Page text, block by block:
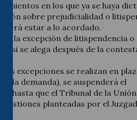
en los que ya se haya
sobre prejudicialidad o
estar a lo acordado.
la excepción de litispendencia o
si se alega después de la
excepciones se realizan en
a la demanda), se suspenderá el
hasta que el Tribunal de la
cuestiones planteadas por el